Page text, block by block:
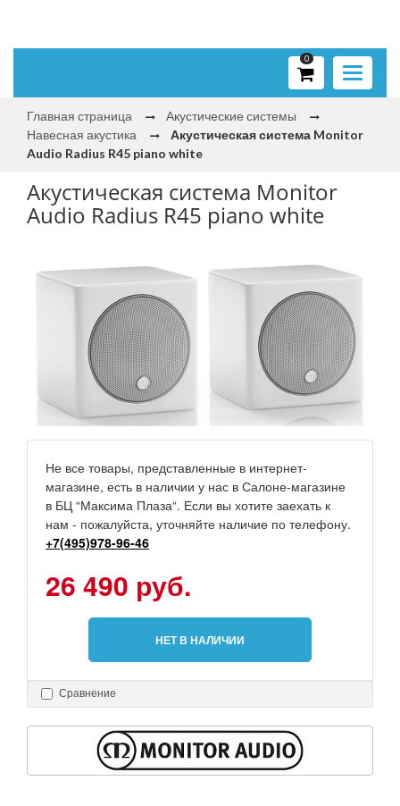
Toggle
0
Главная страница
Акустические системы
Навесная акустика
Акустическая система Monitor
Audio Radius R45 piano white
Акустическая система Monitor
Audio Radius R45 piano white
Не все товары, представленные в интернет-
магазине, есть в наличии у нас в Салоне-магазине
в БЦ “Максима Плаза“. Если вы хотите заехать к
нам - пожалуйста, уточняйте наличие по телефону.
+7(495)978-96-46
26 490 руб.
НЕТ В НАЛИЧИИ
Сравнение